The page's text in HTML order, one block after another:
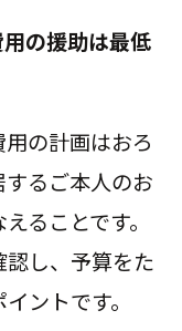
用の援助は最低
の計画はおろ
るご本人のお
ることです。
し、予算をた
ントです。